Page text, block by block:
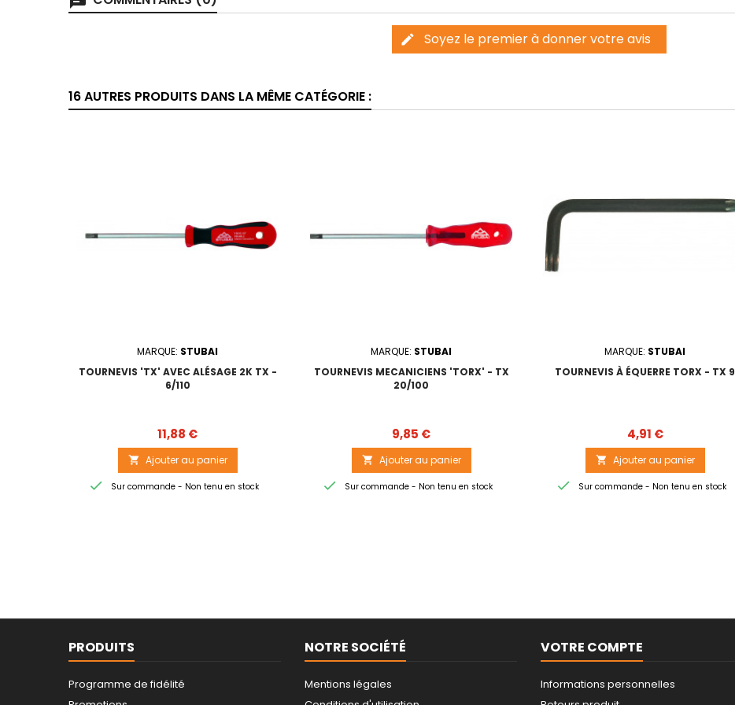
edit Soyez le premier à donner votre avis
16 AUTRES PRODUITS DANS LA MÊME CATÉGORIE :
MARQUE: STUBAI
TOURNEVIS 'TX' AVEC ALÉSAGE 2K TX -
6/110
Prix
11,88 €
 Ajouter au panier
 Sur commande - Non tenu en stock
MARQUE: STUBAI
TOURNEVIS MECANICIENS 'TORX' - TX
20/100
Prix
9,85 €
 Ajouter au panier
 Sur commande - Non tenu en stock
MARQUE: STUBAI
TOURNEVIS À ÉQUERRE TORX - TX 9
Prix
4,91 €
 Ajouter au panier
 Sur commande - Non tenu en stock
PRODUITS
Programme de fidélité
NOTRE SOCIÉTÉ
Mentions légales
VOTRE COMPTE
Informations personnelles